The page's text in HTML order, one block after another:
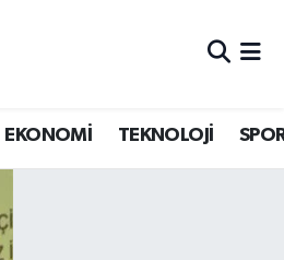
EKONOMİ TEKNOLOJİ
ve Fikstür